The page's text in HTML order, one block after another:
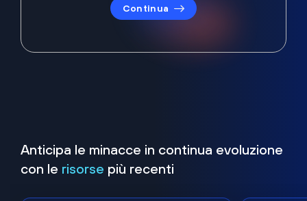
Continua
Anticipa le minacce in continua evoluzione
con le risorse più recenti